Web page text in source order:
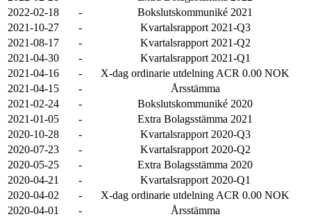
2022-02-18
-
Bokslutskommuniké 2021
2021-10-27
-
Kvartalsrapport 2021-Q3
2021-08-17
-
Kvartalsrapport 2021-Q2
2021-04-30
-
Kvartalsrapport 2021-Q1
2021-04-16
-
X-dag ordinarie utdelning ACR 0.00 NOK
2021-04-15
-
Årsstämma
2021-02-24
-
Bokslutskommuniké 2020
2021-01-05
-
Extra Bolagsstämma 2021
2020-10-28
-
Kvartalsrapport 2020-Q3
2020-07-23
-
Kvartalsrapport 2020-Q2
2020-05-25
-
Extra Bolagsstämma 2020
2020-04-21
-
Kvartalsrapport 2020-Q1
2020-04-02
-
X-dag ordinarie utdelning ACR 0.00 NOK
2020-04-01
-
Årsstämma